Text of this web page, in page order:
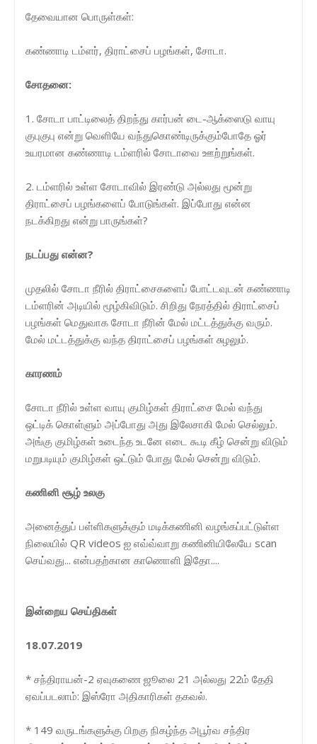
தேவையான பொருள்கள்:
கண்ணாடி டம்ளர், திராட்சைப் பழங்கள், சோடா.
சோதனை:
1. சோடா பாட்டிலைத் திறந்து கார்பன் டை-ஆக்ஸைடு வாயு
குபுகுபு என்று வெளியே வந்துகொண்டிருக்கும்போதே ஓர்
உயரமான கண்ணாடி டம்ளரில் சோடாவை ஊற்றுங்கள்.
2. டம்ளரில் உள்ள சோடாவில் இரண்டு அல்லது மூன்று
திராட்சைப் பழங்களைப் போடுங்கள். இப்போது என்ன
நடக்கிறது என்று பாருங்கள்?
நடப்பது என்ன?
முதலில் சோடா நீரில் திராட்சைகளைப் போட்டவுடன் கண்ணாடி
டம்ளரின் அடியில் மூழ்கிவிடும். சிறிது நேரத்தில் திராட்சைப்
பழங்கள் மெதுவாக சோடா நீரின் மேல் மட்டத்துக்கு வரும்.
மேல் மட்டத்துக்கு வந்த திராட்சைப் பழங்கள் சுழலும்.
காரணம்
சோடா நீரில் உள்ள வாயு குமிழ்கள் திராட்சை மேல் வந்து
ஒட்டிக் கொள்ளும் அப்போது அது இலேசாகி மேல் செல்லும்.
அங்கு குமிழ்கள் உடைந்த உடனே எடை கூடி கீழ் சென்று விடும்
மறுபடியும் குமிழ்கள் ஒட்டும் போது மேல் சென்று விடும்.
கணினி சூழ் உலகு
அனைத்துப் பள்ளிகளுக்கும் மடிக்கணினி வழங்கப்பட்டுள்ள
நிலையில் QR videos ஐ எவ்வ்வாறு கணினியிலேயே scan
செய்வது... என்பதற்கான காணொளி இதோ....
இன்றைய செய்திகள்
18.07.2019
* சந்திராயன்-2 ஏவுகணை ஜூலை 21 அல்லது 22ம் தேதி
ஏவப்படலாம்: இஸ்ரோ அதிகாரிகள் தகவல்.
* 149 வருடங்களுக்கு பிறகு நிகழ்ந்த அபூர்வ சந்திர